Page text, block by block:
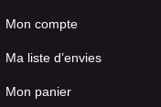
Mon compte
Ma liste d’envies
Mon panier